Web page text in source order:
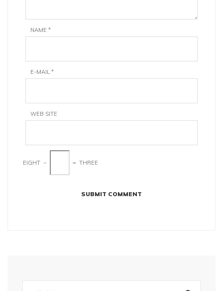
NAME *
E-MAIL *
WEB SITE
EIGHT − = THREE